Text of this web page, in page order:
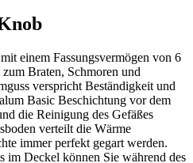
einem Fassungsvermögen von 6
Braten, Schmoren und
verspricht Beständigkeit und
Basic Beschichtung vor dem
die Reinigung des Gefäßes
verteilt die Wärme
immer perfekt gegart werden.
im Deckel können Sie während des